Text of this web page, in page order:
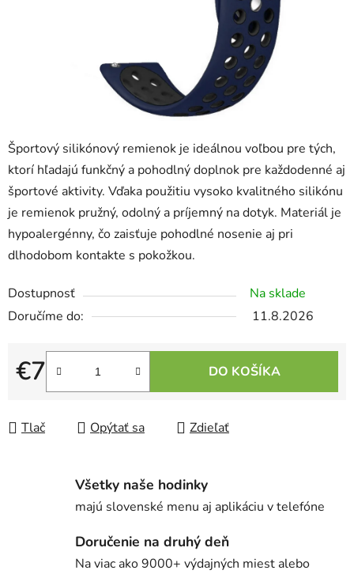
Športový silikónový remienok je ideálnou voľbou pre tých,
ktorí hľadajú funkčný a pohodlný doplnok pre každodenné aj
športové aktivity. Vďaka použitiu vysoko kvalitného silikónu
je remienok pružný, odolný a príjemný na dotyk. Materiál je
hypoalergénny, čo zaisťuje pohodlné nosenie aj pri
dlhodobom kontakte s pokožkou.
Dostupnosť
Na sklade
11.8.2026
€7
Jednotková cena:
DO KOŠÍKA
Tlač Opýtať sa Zdieľať
Všetky naše hodinky
majú slovenské menu aj aplikáciu v telefóne
Doručenie na druhý deň
Na viac ako 9000+ výdajných miest alebo